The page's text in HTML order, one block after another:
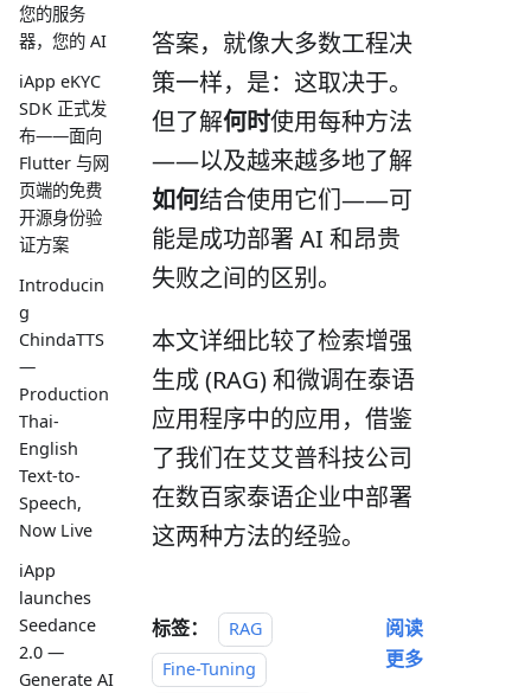
您的服务
器，您的 AI
iApp eKYC
SDK 正式发
布——面向
Flutter 与网
页端的免费
开源身份验
证方案
Introducin
g
ChindaTTS
—
Production
Thai-
English
Text-to-
Speech,
Now Live
iApp
launches
Seedance
2.0 —
Generate AI
答案，就像大多数工程决
策一样，是：这取决于。
但了解何时使用每种方法
——以及越来越多地了解
如何结合使用它们——可
能是成功部署 AI 和昂贵
失败之间的区别。
本文详细比较了检索增强
生成 (RAG) 和微调在泰语
应用程序中的应用，借鉴
了我们在艾艾普科技公司
在数百家泰语企业中部署
这两种方法的经验。
标签：
RAG
Fine-Tuning
阅读
更多